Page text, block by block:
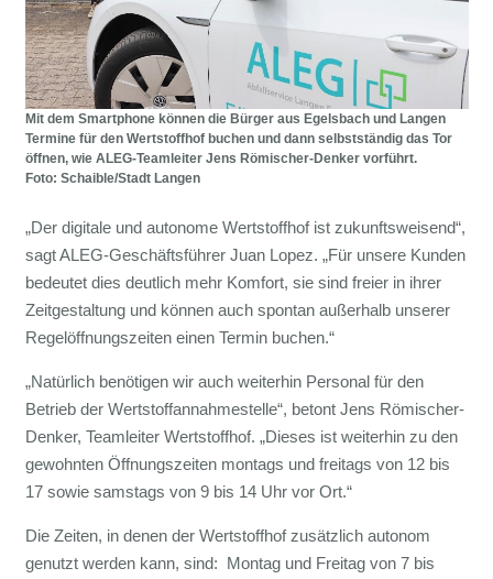
Mit dem Smartphone können die Bürger aus Egelsbach und Langen
Termine für den Wertstoffhof buchen und dann selbstständig das Tor
öffnen, wie ALEG-Teamleiter Jens Römischer-Denker vorführt.
Foto: Schaible/Stadt Langen
„Der digitale und autonome Wertstoffhof ist zukunftsweisend“,
sagt ALEG-Geschäftsführer Juan Lopez. „Für unsere Kunden
bedeutet dies deutlich mehr Komfort, sie sind freier in ihrer
Zeitgestaltung und können auch spontan außerhalb unserer
Regelöffnungszeiten einen Termin buchen.“
„Natürlich benötigen wir auch weiterhin Personal für den
Betrieb der Wertstoffannahmestelle“, betont Jens Römischer-
Denker, Teamleiter Wertstoffhof. „Dieses ist weiterhin zu den
gewohnten Öffnungszeiten montags und freitags von 12 bis
17 sowie samstags von 9 bis 14 Uhr vor Ort.“
Die Zeiten, in denen der Wertstoffhof zusätzlich autonom
genutzt werden kann, sind: Montag und Freitag von 7 bis